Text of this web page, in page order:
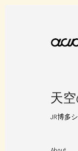
天
JR博多